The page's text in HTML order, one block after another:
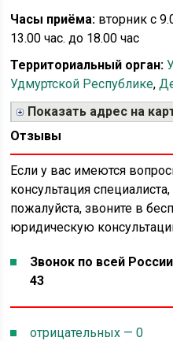
Часы приёма: вторник с
13.00 час. до 18.00 час
Территориальный орган:
Удмуртской Республике,
Показать адрес на
Отзывы
Если у вас имеются
консультация специалиста,
пожалуйста, звоните в
юридическую
Звонок по всей
43
отрицательных — 0